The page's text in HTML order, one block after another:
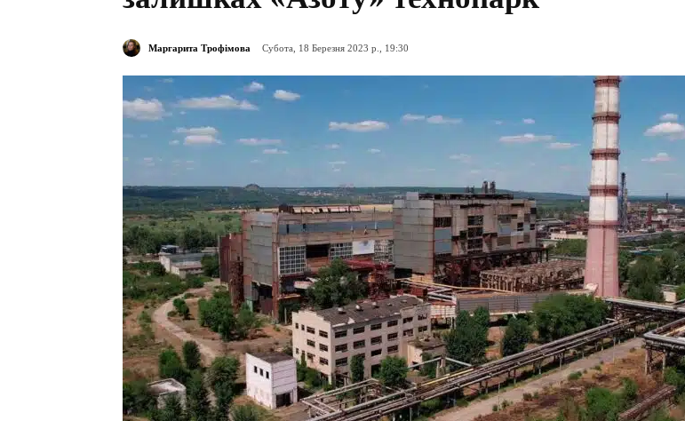
Маргарита Трофімова Субота, 18 Березня 2023 р., 19:30